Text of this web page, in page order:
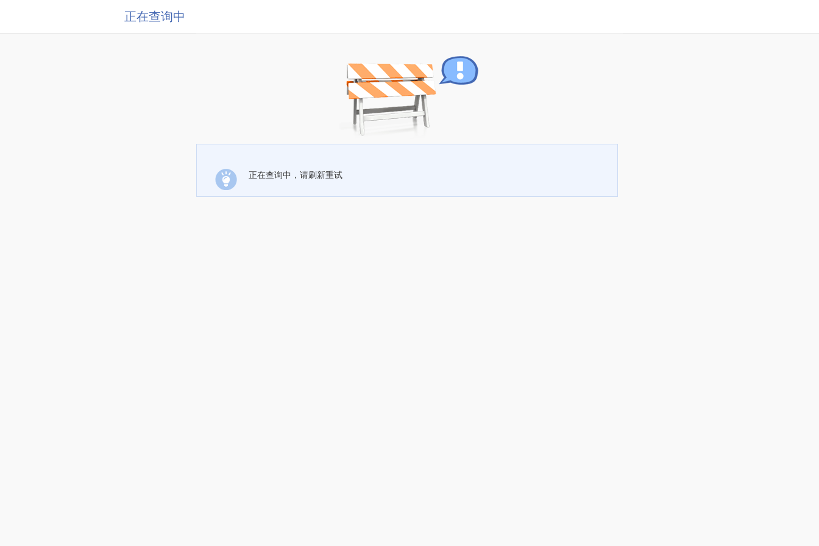
正在查询中
正在查询中，请刷新重试